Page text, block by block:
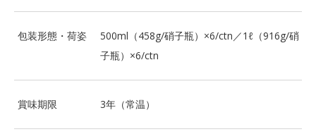
包装形態・荷姿
500ml（458g/硝子瓶）×6/ctn／1ℓ（916g/硝
子瓶）×6/ctn
賞味期限 3年（常温）